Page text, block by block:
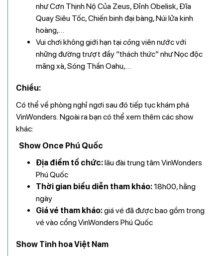
như Cơn Thịnh Nộ Của Zeus, Đỉnh Obelisk, Đĩa
Quay Siêu Tốc, Chiến binh đại bàng, Núi lửa kinh
hoàng,…
Vui chơi không giới hạn tạicông viên nước với
những đường trượt đầy “thách thức” như Nọc độc
mãng xà, Sóng Thần Oahu,…
Chiều:
Có thể về phòng nghỉ ngơi sau đó tiếp tục khám phá
VinWonders. Ngoài ra bạn có thể xem thêm các show
khác:
Show Once Phú Quốc
Địa điểm tổ chức:lâu đài trung tâm VinWonders
Phú Quốc
Thời gian biểu diễn tham khảo:18h00, hằng
ngày
Giá vé tham khảo:giá vé đã được bao gồm trong
vé vào cổng VinWonders Phú Quốc
Show Tinh hoa Việt Nam